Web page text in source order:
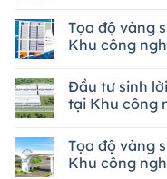
Tọa độ vàng
Khu công
Đầu tư sinh
tại Khu công
Tọa độ vàng
Khu công